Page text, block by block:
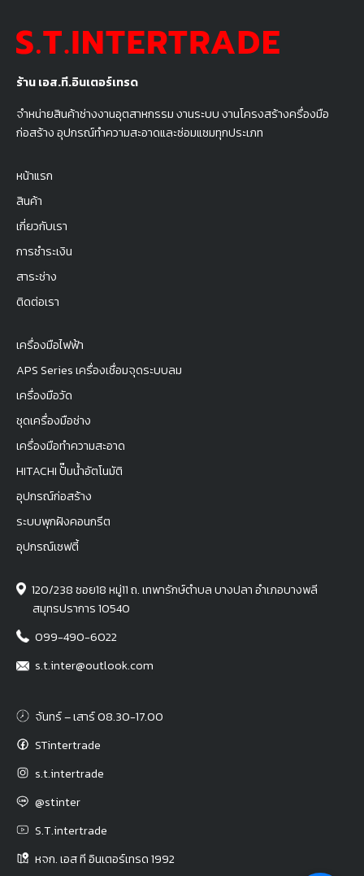
ร้าน เอส.ที.อินเตอร์เทรด
จำหน่ายสินค้าช่างงานอุตสาหกรรม งานระบบ งานโครงสร้างครื่องมือ
ก่อสร้าง อุปกรณ์ทำความสะอาดและซ่อมแซมทุกประเภท
หน้าแรก
สินค้า
เกี่ยวกับเรา
การชำระเงิน
สาระช่าง
ติดต่อเรา
เครื่องมือไฟฟ้า
APS Series เครื่องเชื่อมจุดระบบลม
เครื่องมือวัด
ชุดเครื่องมือช่าง
เครื่องมือทำความสะอาด
HITACHI ปั๊มน้ำอัตโนมัติ
อุปกรณ์ก่อสร้าง
ระบบพุกฝังคอนกรีต
อุปกรณ์เซฟตี้
120/238 ซอย18 หมู่11 ถ. เทพารักษ์ตำบล บางปลา อำเภอบางพลี
สมุทรปราการ 10540
099-490-6022
s.t.inter@outlook.com
จันทร์ – เสาร์ 08.30-17.00
STintertrade
s.t.intertrade
@stinter
S.T.intertrade
หจก. เอส ที อินเตอร์เทรด 1992